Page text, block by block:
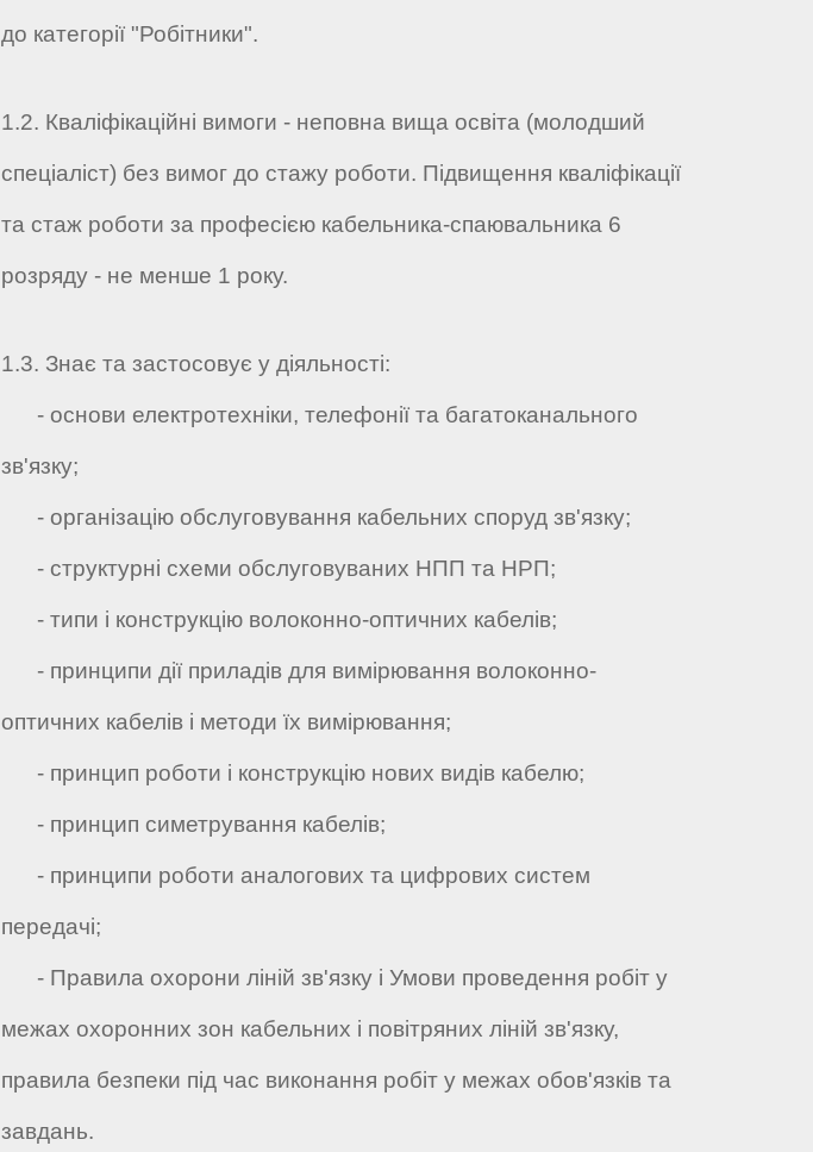
до категорії "Робітники".
1.2. Кваліфікаційні вимоги - неповна вища освіта (молодший
спеціаліст) без вимог до стажу роботи. Підвищення кваліфікації
та стаж роботи за професією кабельника-спаювальника 6
розряду - не менше 1 року.
1.3. Знає та застосовує у діяльності:
- основи електротехніки, телефонії та багатоканального
зв'язку;
- організацію обслуговування кабельних споруд зв'язку;
- структурні схеми обслуговуваних НПП та НРП;
- типи і конструкцію волоконно-оптичних кабелів;
- принципи дії приладів для вимірювання волоконно-
оптичних кабелів і методи їх вимірювання;
- принцип роботи і конструкцію нових видів кабелю;
- принцип симетрування кабелів;
- принципи роботи аналогових та цифрових систем
передачі;
- Правила охорони ліній зв'язку і Умови проведення робіт у
межах охоронних зон кабельних і повітряних ліній зв'язку,
правила безпеки під час виконання робіт у межах обов'язків та
завдань.